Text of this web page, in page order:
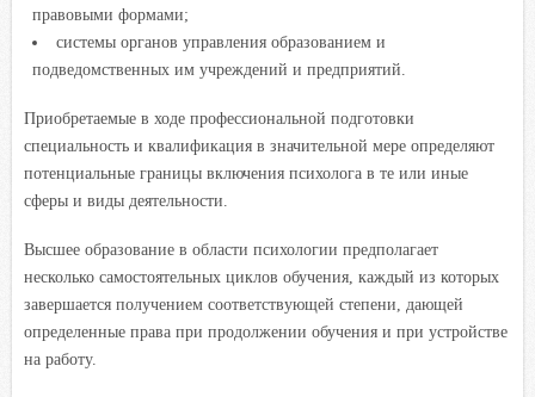
правовыми формами;
системы органов управления образованием и
подведомственных им учреждений и предприятий.
Приобретаемые в ходе профессиональной подготовки
специальность и квалификация в значительной мере определяют
потенциальные границы включения психолога в те или иные
сферы и виды деятельности.
Высшее образование в области психологии предполагает
несколько самостоятельных циклов обучения, каждый из которых
завершается получением соответствующей степени, дающей
определенные права при продолжении обучения и при устройстве
на работу.